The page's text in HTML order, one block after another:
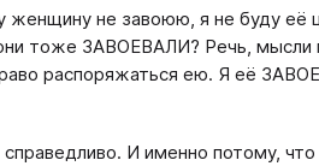
женщину не завоюю, я не буду её
тоже ЗАВОЕВАЛИ? Речь,
распоряжаться ею. Я её
И именно потому,